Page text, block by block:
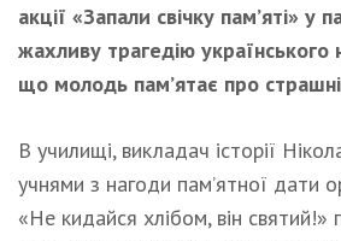
акції «Запали свічку пам’яті» у
жахливу трагедію українського
що молодь пам’ятає про страшні
В училищі, викладач історії
учнями з нагоди пам’ятної дати
«Не кидайся хлібом, він святий!»